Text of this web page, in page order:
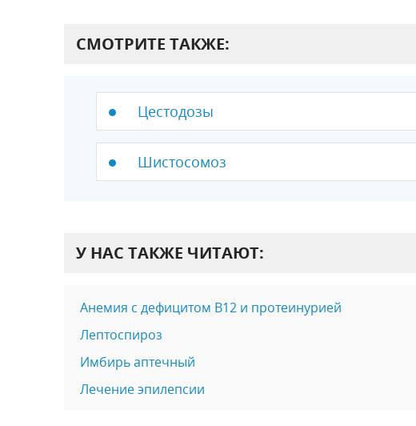
СМОТРИТЕ ТАКЖЕ:
Цестодозы
Шистосомоз
У НАС ТАКЖЕ ЧИТАЮТ:
Анемия с дефицитом В12 и протеинурией
Лептоспироз
Имбирь аптечный
Лечение эпилепсии